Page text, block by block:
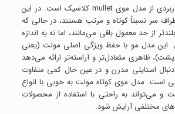
یک تفسیر مدرن و کاربردی از مدل موی mullet کلاسیک است. در این
سر نسبتاً کوتاه و مرتب هستند، در حالی که
از حد معمول باقی می‌مانند، اما نه به اندازه
مدل مو با حفظ ویژگی اصلی مولت (یعنی
ظاهری متعادل‌تر و آراسته‌تر ارائه می‌دهد
استایلی مدرن و در عین حال کمی متفاوت
است. مدل موی کوتاه مولت به خوبی با انواع
و می‌تواند به راحتی با استفاده از محصولات
مختلفی آرایش شود.